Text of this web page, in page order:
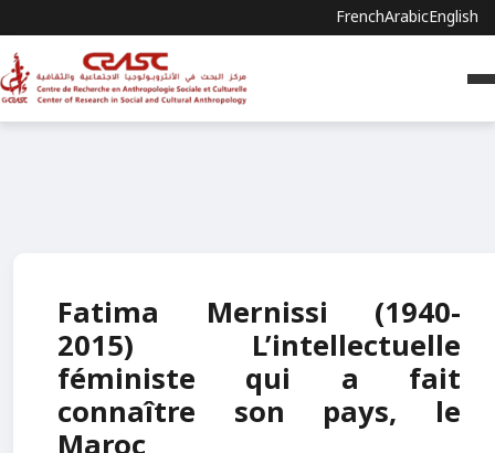
FrenchArabicEnglish
Fatima Mernissi (1940-
2015) L’intellectuelle
féministe qui a fait
connaître son pays, le